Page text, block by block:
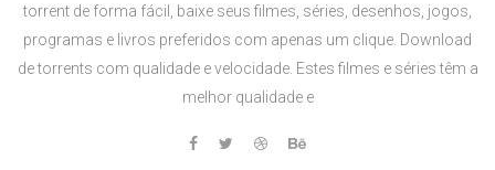
torrent de forma fácil, baixe seus filmes, séries, desenhos, jogos,
programas e livros preferidos com apenas um clique. Download
de torrents com qualidade e velocidade. Estes filmes e séries têm a
melhor qualidade e